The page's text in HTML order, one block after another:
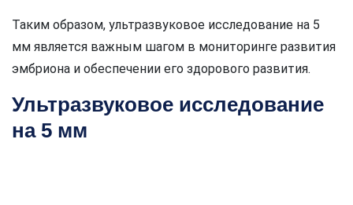
Таким образом, ультразвуковое исследование на 5
мм является важным шагом в мониторинге развития
эмбриона и обеспечении его здорового развития.
Ультразвуковое исследование
на 5 мм